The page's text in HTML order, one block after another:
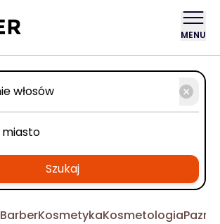
MENU
Szukaj
BarberKosmetykaKosmetologia